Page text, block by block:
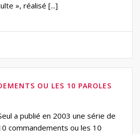
», réalisé [...]
OU LES 10 PAROLES
a publié en 2003 une série de
commandements ou les 10